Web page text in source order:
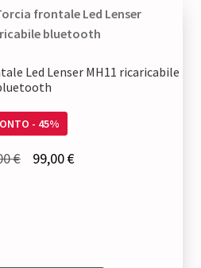
Led Lenser MH11 ricaricabile
- 45%
€ 99,00€